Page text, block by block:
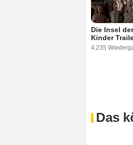
Die Insel
Kinder
4.235
Das